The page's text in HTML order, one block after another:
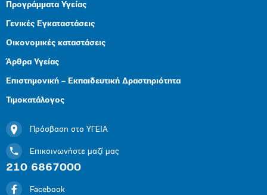
Προγράμματα Υγείας
Γενικές Εγκαταστάσεις
Οικονομικές καταστάσεις
Άρθρα Υγείας
Επιστημονική – Εκπαιδευτική Δραστηριότητα
Τιμοκατάλογος
Πρόσβαση στο ΥΓΕΙΑ
Επικοινωνήστε μαζί μας
210 6867000
Facebook